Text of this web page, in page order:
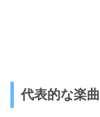
代表的な楽曲